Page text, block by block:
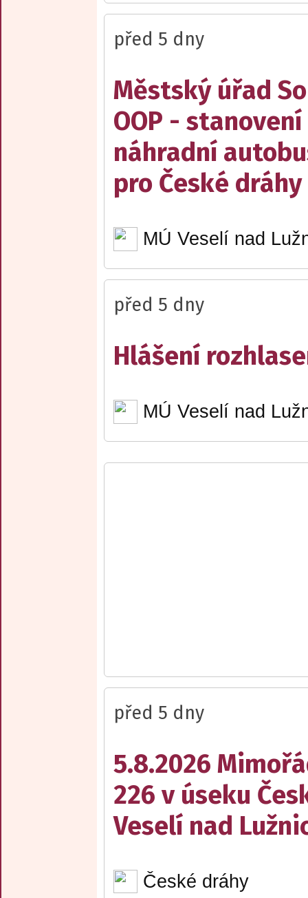
před 5 dny
Městský úřad
OOP -
náhradní
pro České dráhy
MÚ Veselí nad
před 5 dny
Hlášení
MÚ Veselí nad
před 5 dny
5.8.2026
226 v úseku
Veselí nad
České dráhy